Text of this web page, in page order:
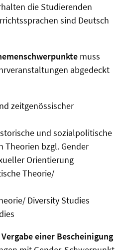
die Studierenden
sind Deutsch
muss
abgedeckt
zeitgenössischer
und sozialpolitische
Theorien bzgl. Gender
Orientierung
Theorie/
Diversity Studies
einer Bescheinigung